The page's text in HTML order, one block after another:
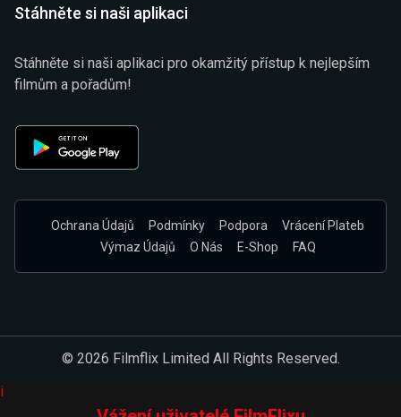
Stáhněte si naši aplikaci
Stáhněte si naši aplikaci pro okamžitý přístup k nejlepším
filmům a pořadům!
Ochrana Údajů Podmínky Podpora
Vrácení Plateb
Výmaz Údajů
O Nás E-Shop FAQ
© 2026 Filmflix Limited All Rights Reserved.
i